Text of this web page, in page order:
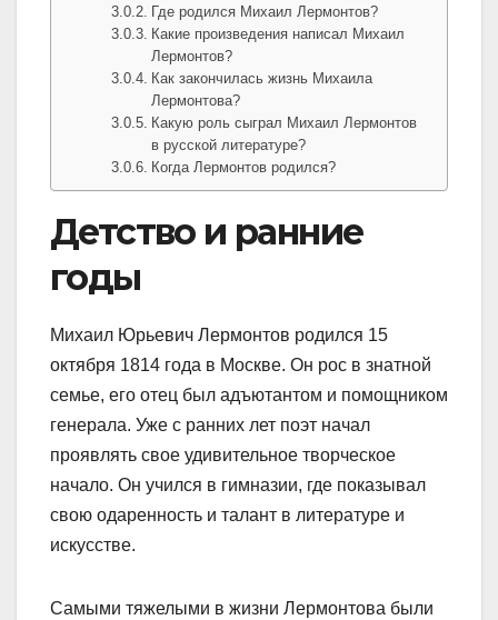
Где родился Михаил Лермонтов?
Какие произведения написал Михаил
Лермонтов?
Как закончилась жизнь Михаила
Лермонтова?
Какую роль сыграл Михаил Лермонтов
в русской литературе?
Когда Лермонтов родился?
Детство и ранние
годы
Михаил Юрьевич Лермонтов родился 15
октября 1814 года в Москве. Он рос в знатной
семье, его отец был адъютантом и помощником
генерала. Уже с ранних лет поэт начал
проявлять свое удивительное творческое
начало. Он учился в гимназии, где показывал
свою одаренность и талант в литературе и
искусстве.
Самыми тяжелыми в жизни Лермонтова были